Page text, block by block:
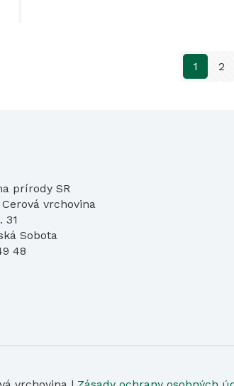
1 2
prírody SR
vrchovina
31
Sobota
48